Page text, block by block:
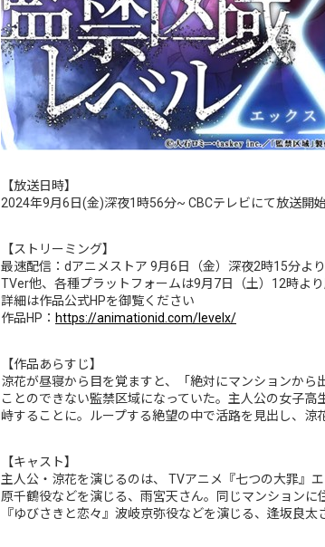
【放送日時】
2024年9月6日(金)深夜1時56分~ CBCテレビにて放送開
【ストリーミング】
最速配信：dアニメストア 9月6日（金）深夜2時15分よ
TVer他、各種プラットフォームは9月7日（土）12時よ
詳細は作品公式HPを御覧ください
作品HP： https://animationid.com/levelx/
【作品あらすじ】
涼花が昼寝から目を覚ますと、「絶対にマンションか
ことのできない監禁区域になっていた。主人公の女子
峙することに。ループする絶望の中で活路を見出し、涼
【キャスト】
主人公‧涼花を演じるのは、 TVアニメ『七つの大罪』
原千鶴役などを演じる、雨宮天さん。同じマンションに
『ゆびさきと恋々』波岐京弥役などを演じる、逢坂良太